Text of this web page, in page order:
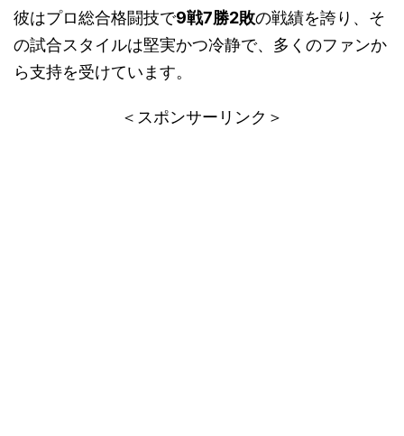
彼はプロ総合格闘技で9戦7勝2敗の戦績を誇り、そ
の試合スタイルは堅実かつ冷静で、多くのファンか
ら支持を受けています​。
＜スポンサーリンク＞